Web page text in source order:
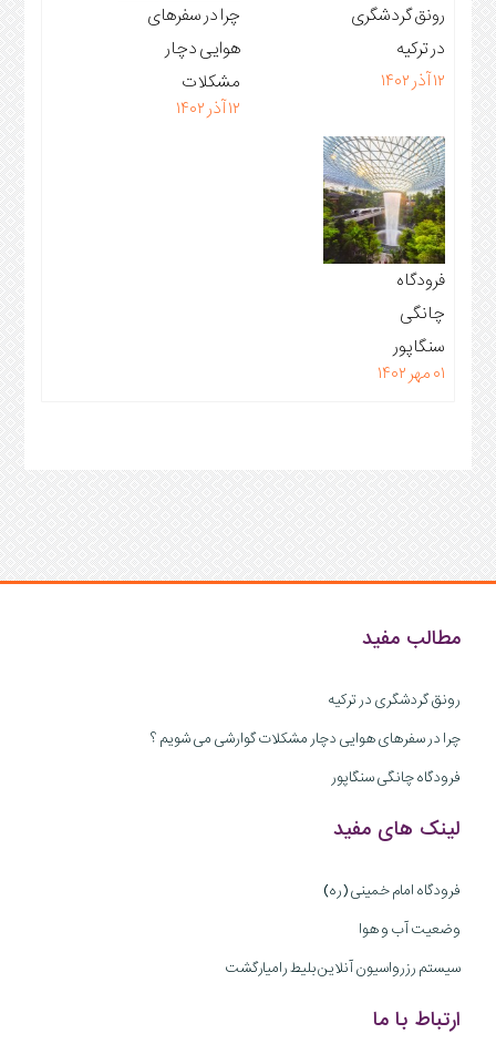
رونق گردشگری
در ترکیه
۱۲ آذر ۱۴۰۲
چرا در سفرهای
هوایی دچار
مشکلات
گوارشی می
۱۲ آذر ۱۴۰۲
فرودگاه
چانگی
سنگاپور
۰۱ مهر ۱۴۰۲
مطالب مفید
رونق گردشگری در ترکیه
چرا در سفرهای هوایی دچار مشکلات گوارشی می شویم ؟
فرودگاه چانگی سنگاپور
لینک های مفید
فرودگاه امام خمینی (ره)
وضعیت آب و هوا
سیستم رزرواسیون آنلاین بلیط رامیارگشت
ارتباط با ما